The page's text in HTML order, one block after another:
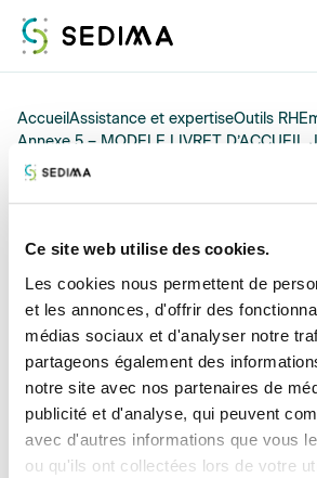
Ce site web utilise des cookies.
Les cookies nous permettent de
et les annonces, d'offrir des
médias sociaux et d'analyser notre
partageons également des
notre site avec nos partenaires de
publicité et d'analyse, qui peuvent
avec d'autres informations que vous
ou qu'ils ont collectées lors de votre
Nous connaître
Actualités
Formations
Offres d'emploi
Annuaire
Contacter
AccueilAssistance et expertiseOutils RH
Annexe 5 – MODELE LIVRET D’ACCUEIL
Annexe 5 –
LIVRET